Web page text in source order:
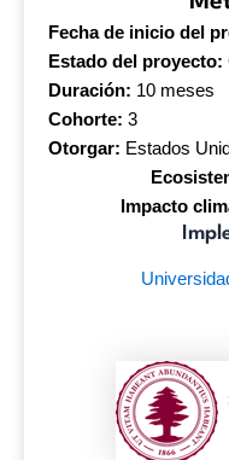
Fecha de inicio del
Estado del proyecto:
Duración: 10 meses
Cohorte: 3
Otorgar: Estados
Impacto